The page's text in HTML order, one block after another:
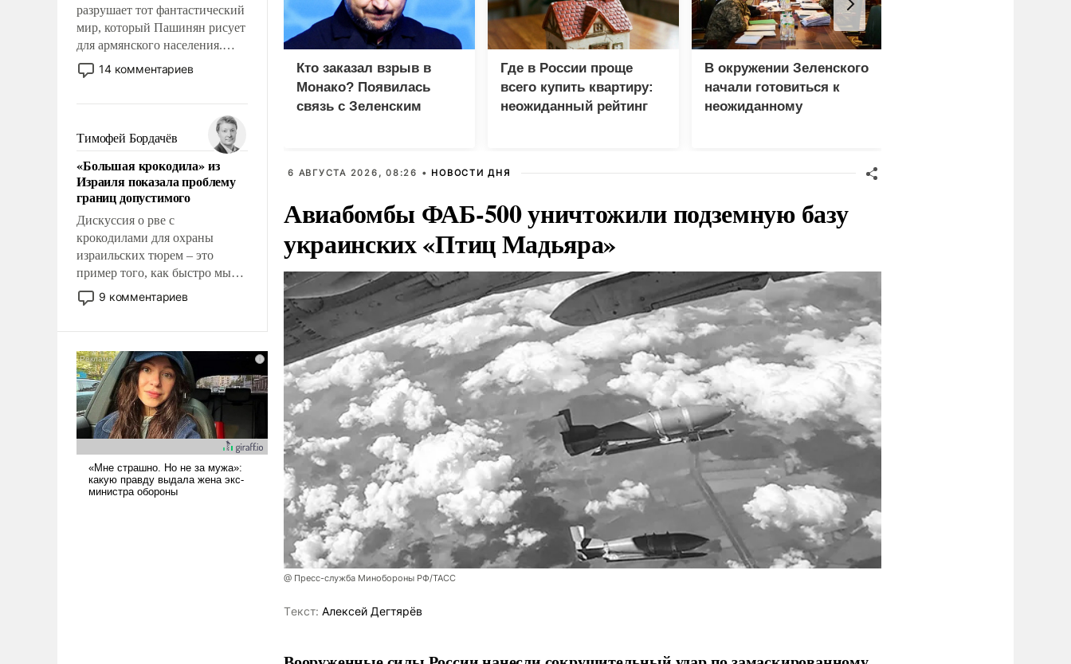
разрушает тот фантастический
мир, который Пашинян рисует
для армянского населения.
Мир, где этому населению все
должны просто по
политические прожекты будут
беспрекословно оплачиваться
за счет российских
налогоплательщиков и где за
свои поступки не нужно
отвечать.
14 комментариев
Тимофей Бордачёв
«Большая крокодила» из
Израиля показала проблему
границ допустимого
Дискуссия о рве с
крокодилами для охраны
израильских тюрем – это
пример того, как быстро мы
двигаемся по пути
революционных изменений.
псевдонаучной фантастики,
стало всерьез обсуждаемой
идеей.
9 комментариев
Кто заказал взрыв в
Монако? Появилась
связь с Зеленским
Где в России проще
всего купить квартиру:
неожиданный рейтинг
В окружении Зеленского
начали готовиться к
неожиданному
6 АВГУСТА 2026, 08:26 • НОВОСТИ ДНЯ
Авиабомбы ФАБ-500 уничтожили подземную базу
украинских «Птиц Мадьяра»
@ Пресс-служба Минобороны РФ/ТАСС
Tекст: Алексей Дегтярёв